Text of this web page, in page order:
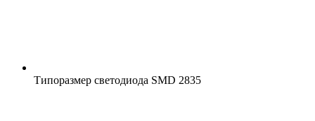
Типоразмер светодиода SMD 2835